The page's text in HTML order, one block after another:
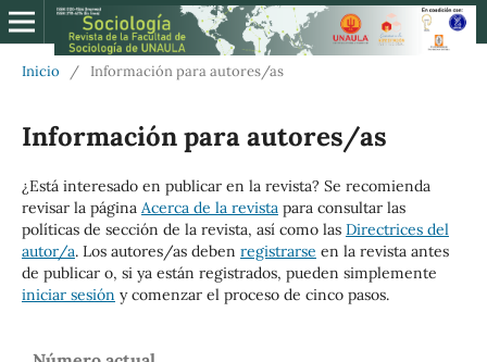
Inicio / Información para autores/as
Información para autores/as
¿Está interesado en publicar en la revista? Se recomienda
revisar la página Acerca de la revistapara consultar las
políticas de sección de la revista, así como las Directrices del
autor/a. Los autores/as deben registrarse en la revista antes
de publicar o, si ya están registrados, pueden simplemente
iniciar sesión y comenzar el proceso de cinco pasos.